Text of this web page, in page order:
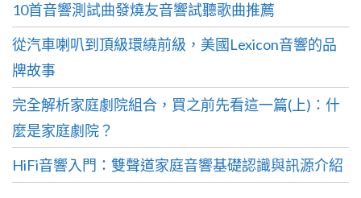
10首音響測試曲發燒友音響試聽歌曲推薦
從汽車喇叭到頂級環繞前級，美國Lexicon音響的品
牌故事
完全解析家庭劇院組合，買之前先看這一篇(上)：什
麼是家庭劇院？
HiFi音響入門：雙聲道家庭音響基礎認識與訊源介紹